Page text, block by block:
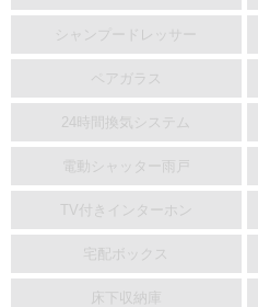
シャンプードレッサー
ペアガラス
24時間換気システム
電動シャッター雨戸
TV付きインターホン
宅配ボックス
床下収納庫